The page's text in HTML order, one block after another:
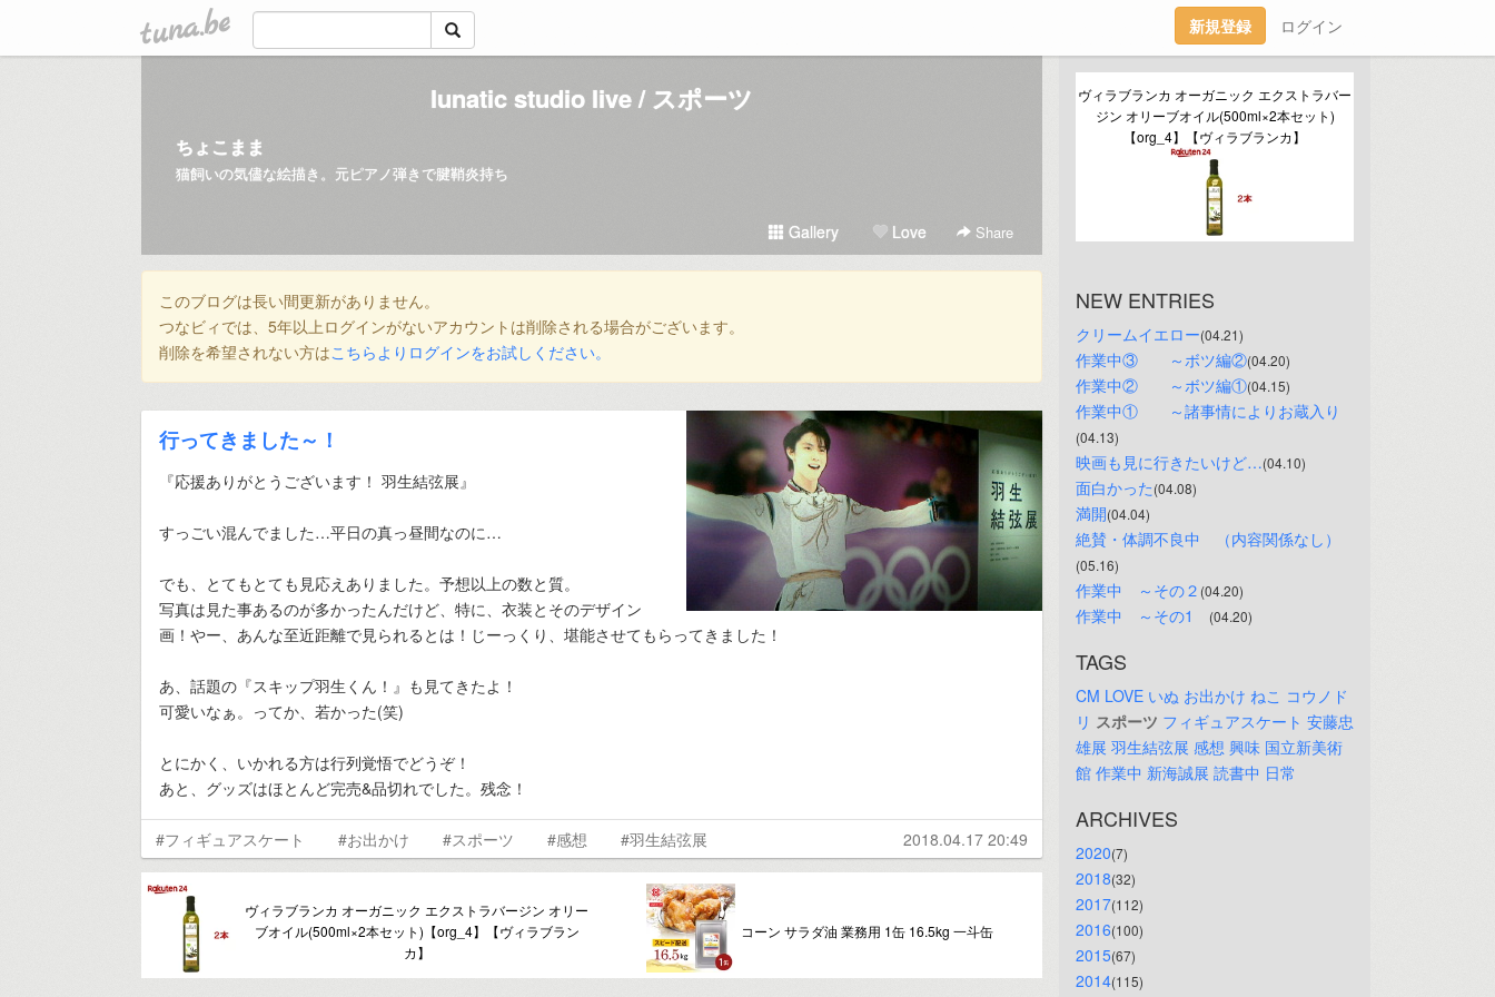
tuna.be 新規登録 ログイン
lunatic studio live / スポーツ
ちょこまま
猫飼いの気儘な絵描き。元ピアノ弾きで腱鞘炎持ち
Gallery Love Share
このブログは長い間更新がありません。
つなビィでは、5年以上ログインがないアカウントは削除される場合がございます。
削除を希望されない方はこちらよりログインをお試しください。
行ってきました～！
『応援ありがとうございます！ 羽生結弦展』
すっごい混んでました…平日の真っ昼間なのに…
でも、とてもとても見応えありました。予想以上の数と質。
写真は見た事あるのが多かったんだけど、特に、衣装とそのデザイン
画！やー、あんな至近距離で見られるとは！じーっくり、堪能させてもらってきました！
あ、話題の『スキップ羽生くん！』も見てきたよ！
可愛いなぁ。ってか、若かった(笑)
とにかく、いかれる方は行列覚悟でどうぞ！
あと、グッズはほとんど完売&品切れでした。残念！
#フィギュアスケート #お出かけ #スポーツ #感想 #羽生結弦展 2018.04.17 20:49
ヴィラブランカ オーガニック エクストラバージン オリー
ブオイル(500ml×2本セット)【org_4】【ヴィラブラン
カ】
コーン サラダ油 業務用 1缶 16.5kg 一斗缶
ヴィラブランカ オーガニック エクストラバー
ジン オリーブオイル(500ml×2本セット)
【org_4】【ヴィラブランカ】
NEW ENTRIES
クリームイエロー(04.21)
作業中③　　～ボツ編②(04.20)
作業中②　　～ボツ編①(04.15)
作業中①　　～諸事情によりお蔵入り
(04.13)
映画も見に行きたいけど…(04.10)
面白かった(04.08)
満開(04.04)
絶賛・体調不良中　（内容関係なし）
(05.16)
作業中　～その２ (04.20)
作業中　～その1 (04.20)
TAGS
CM LOVE いぬ お出かけ ねこ コウノド
リ スポーツ フィギュアスケート 安藤忠
雄展 羽生結弦展 感想 興味 国立新美術
館 作業中 新海誠展 読書中 日常
ARCHIVES
2020(7)
2018(32)
2017(112)
2016(100)
2015(67)
2014(115)